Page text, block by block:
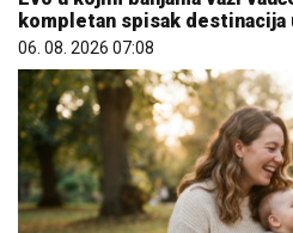
kompletan spisak destinacija
06. 08. 2026 07:08